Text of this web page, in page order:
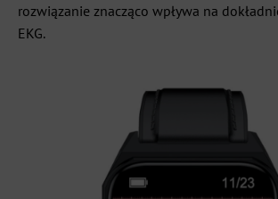
rozwiązanie znacząco wpływa na
EKG.